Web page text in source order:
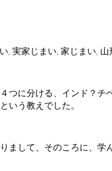
,実家じまい,家じまい, 山
に分ける、インド？チ
いう教えでした。
して、そのころに、学